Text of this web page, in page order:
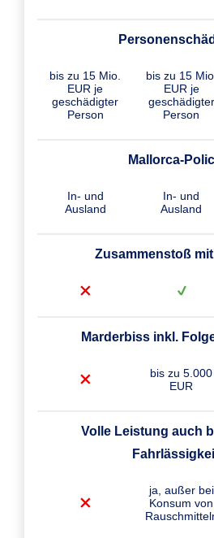
bis zu 15 Mio.
EUR je
geschädigter
Person
bis zu 15 Mio.
EUR je
geschädigter
Person
Mallorca-
In- und
Ausland
In- und
Ausland
Zusammenstoß
Marderbiss inkl.
bis zu 5.000
EUR
Volle Leistung auch
ja, außer bei
Konsum von